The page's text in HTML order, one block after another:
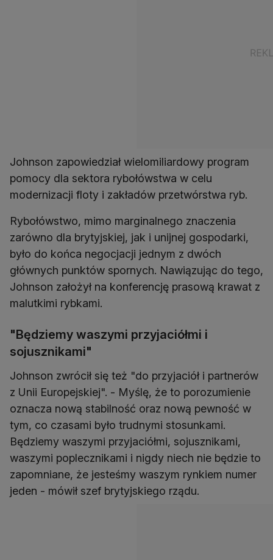
Johnson zapowiedział wielomiliardowy program
pomocy dla sektora rybołówstwa w celu
modernizacji floty i zakładów przetwórstwa ryb.
Rybołówstwo, mimo marginalnego znaczenia
zarówno dla brytyjskiej, jak i unijnej gospodarki,
było do końca negocjacji jednym z dwóch
głównych punktów spornych. Nawiązując do tego,
Johnson założył na konferencję prasową krawat z
malutkimi rybkami.
"Będziemy waszymi przyjaciółmi i
sojusznikami"
Johnson zwrócił się też "do przyjaciół i partnerów
z Unii Europejskiej". - Myślę, że to porozumienie
oznacza nową stabilność oraz nową pewność w
tym, co czasami było trudnymi stosunkami.
Będziemy waszymi przyjaciółmi, sojusznikami,
waszymi poplecznikami i nigdy niech nie będzie to
zapomniane, że jesteśmy waszym rynkiem numer
jeden - mówił szef brytyjskiego rządu.